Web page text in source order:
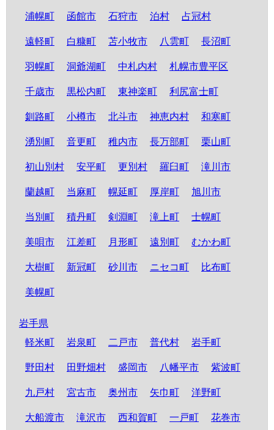
浦幌町 函館市 石狩市 泊村 占冠村
遠軽町 白糠町 苫小牧市 八雲町 長沼町
羽幌町 洞爺湖町 中札内村 札幌市豊平区
千歳市 黒松内町 東神楽町 利尻富士町
釧路町 小樽市 北斗市 神恵内村 和寒町
湧別町 音更町 稚内市 長万部町 栗山町
初山別村 安平町 更別村 羅臼町 滝川市
蘭越町 当麻町 幌延町 厚岸町 旭川市
当別町 積丹町 剣淵町 滝上町 士幌町
美唄市 江差町 月形町 遠別町 むかわ町
大樹町 新冠町 砂川市 ニセコ町 比布町
美幌町
岩手県
軽米町
岩泉町 二戸市 普代村 岩手町
野田村 田野畑村 盛岡市 八幡平市 紫波町
九戸村 宮古市 奥州市 矢巾町 洋野町
大船渡市 滝沢市 西和賀町 一戸町 花巻市